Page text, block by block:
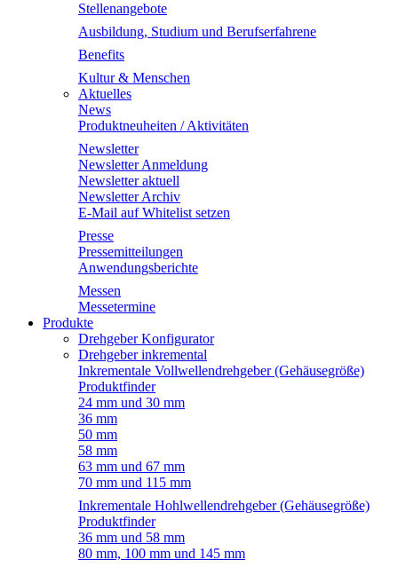
Stellenangebote
Ausbildung, Studium und Berufserfahrene
Benefits
Kultur & Menschen
Aktuelles
News
Produktneuheiten / Aktivitäten
Newsletter
Newsletter Anmeldung
Newsletter aktuell
Newsletter Archiv
E-Mail auf Whitelist setzen
Presse
Pressemitteilungen
Anwendungsberichte
Messen
Messetermine
Produkte
Drehgeber Konfigurator
Drehgeber inkremental
Inkrementale Vollwellendrehgeber (Gehäusegröße)
Produktfinder
24 mm und 30 mm
36 mm
50 mm
58 mm
63 mm und 67 mm
70 mm und 115 mm
Inkrementale Hohlwellendrehgeber (Gehäusegröße)
Produktfinder
36 mm und 58 mm
80 mm, 100 mm und 145 mm